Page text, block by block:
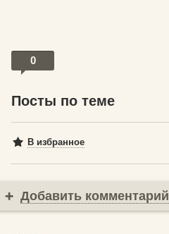
0
Посты по теме
В избранное
Добавить комментарий